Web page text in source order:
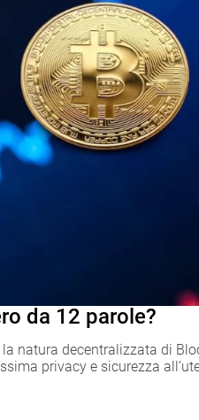
da 12 parole?
natura decentralizzata di
privacy e sicurezza